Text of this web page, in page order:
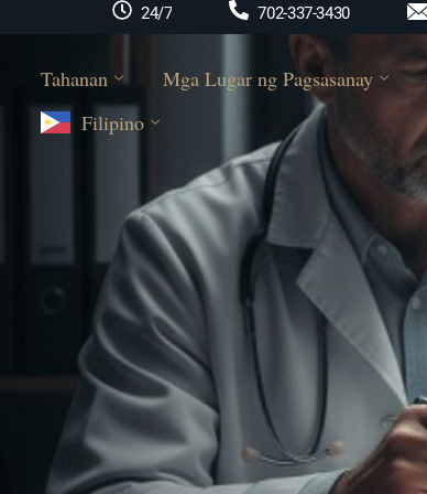
24/7 702-337-3430
Tahanan Mga Lugar ng Pagsasanay
Filipino